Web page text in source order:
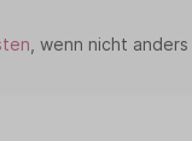
, wenn nicht